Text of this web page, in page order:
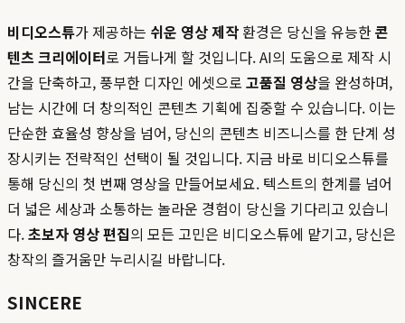
비디오스튜가 제공하는 쉬운 영상 제작 환경은 당신을 유능한콘
텐츠 크리에이터로 거듭나게 할 것입니다. AI의 도움으로 제작 시
간을 단축하고, 풍부한 디자인 에셋으로 고품질 영상을 완성하며,
남는 시간에 더 창의적인 콘텐츠 기획에 집중할 수 있습니다. 이는
단순한 효율성 향상을 넘어, 당신의 콘텐츠 비즈니스를 한 단계 성
장시키는 전략적인 선택이 될 것입니다. 지금 바로 비디오스튜를
통해 당신의 첫 번째 영상을 만들어보세요. 텍스트의 한계를 넘어
더 넓은 세상과 소통하는 놀라운 경험이 당신을 기다리고 있습니
다.초보자 영상 편집의 모든 고민은 비디오스튜에 맡기고, 당신은
창작의 즐거움만 누리시길 바랍니다.
SINCERE